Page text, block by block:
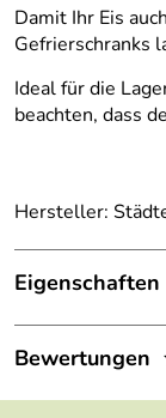
Damit Ihr Eis
Gefrierschranks
Ideal für die
beachten, dass
Hersteller:
Eigenschaften
Bewertungen